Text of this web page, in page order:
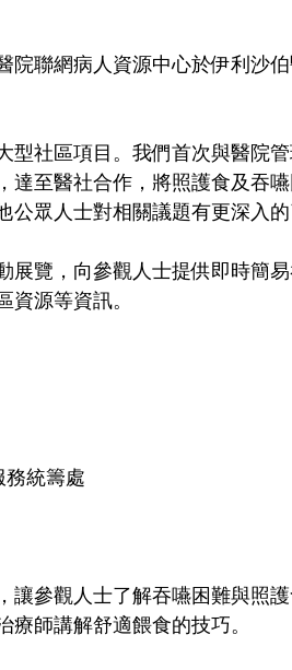
院聯網病人資源中心於伊利沙
型社區項目。我們首次與醫院
達至醫社合作，將照護食及吞
公眾人士對相關議題有更深入
展覽，向參觀人士提供即時簡
源等資訊。
統籌處
讓參觀人士了解吞嚥困難與照
師講解舒適餵食的技巧。